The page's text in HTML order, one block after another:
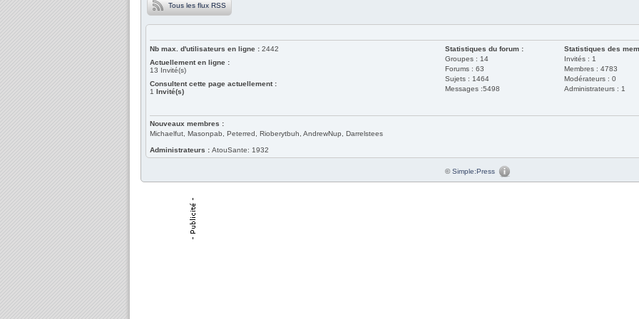
Tous les flux RSS
Nb max. d'utilisateurs en ligne : 2442
Actuellement en ligne :
13 Invité(s)
Consultent cette page actuellement :
1 Invité(s)
Statistiques des
Invités : 1
Membres : 4783
Modérateurs : 0
Administrateurs : 1
Statistiques du forum :
Groupes : 14
Forums : 63
Sujets : 1464
Messages :5498
Nouveaux membres :
Michaelfut, Masonpab, Peterred, Rioberytbuh, AndrewNup, Darrelstees
Administrateurs : AtouSante: 1932
©Simple:Press